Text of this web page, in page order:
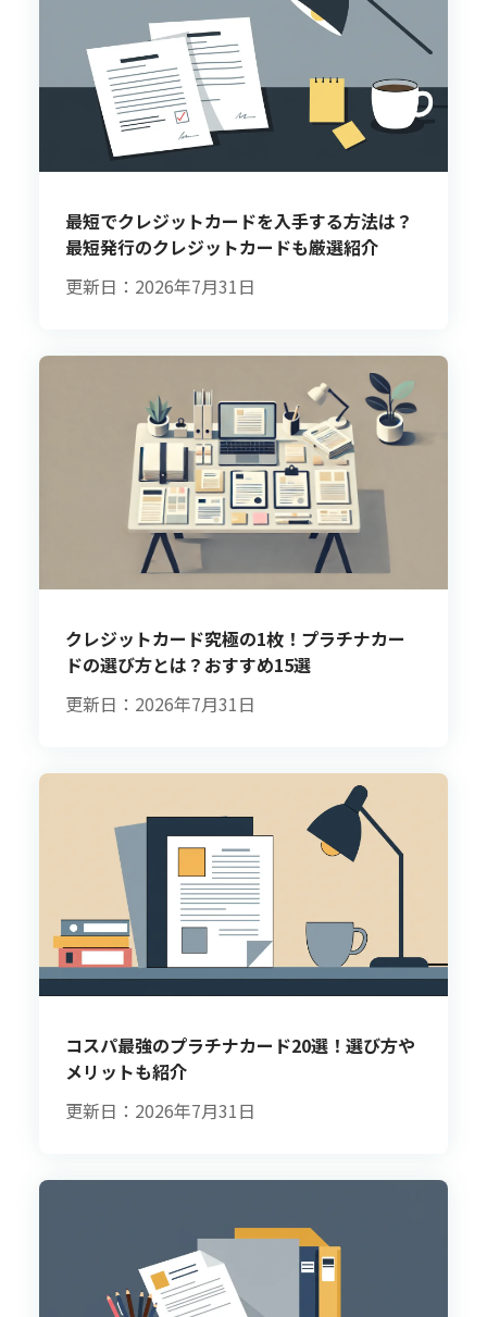
最短でクレジットカードを入手する方法は？
最短発行のクレジットカードも厳選紹介
更新日：2026年7月31日
クレジットカード究極の1枚！プラチナカー
ドの選び方とは？おすすめ15選
更新日：2026年7月31日
コスパ最強のプラチナカード20選！選び方や
メリットも紹介
更新日：2026年7月31日